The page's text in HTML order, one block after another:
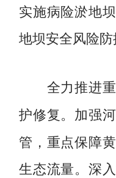
实施病险淤地
地坝安全风险防
全力推进重
护修复。 加强
管，重点保障
生态流量。深